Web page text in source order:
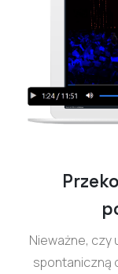
Nieważne, czy
spontaniczną